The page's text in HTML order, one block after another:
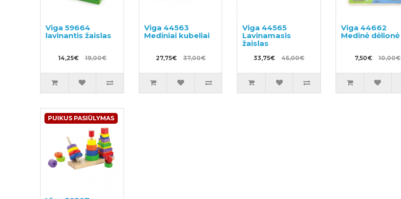
Viga 59664
lavinantis žaislas
14,25€ 19,00€
Viga 44563
Mediniai kubeliai
27,75€ 37,00€
Viga 44565
Lavinamasis
žaislas
33,75€ 45,00€
Viga 44662
Medinė dėlionė
7,50€ 10,00€
PUIKUS PASIŪLYMAS